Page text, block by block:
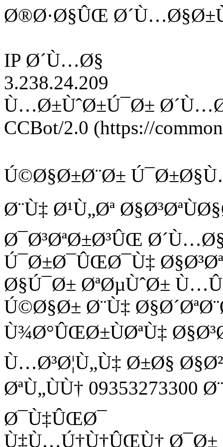
Ø®Ø·Ø§ÛŒ
IP Ø´Ù…Ø§
3.238.24.209
Ù…Ø±ÙˆØ±Ú¯Ø±
CCBot/2.0 (https://
Ú©Ø§Ø±Ø¨Ø±
Ø¨Ù‡ Ø¹Ù„Øª
Ø¯Ø³ØªØ±Ø³ÛŒ
Ú¯Ø±Ø¯ÛŒØ¯Ù‡ Ø§Ø³Øª
Ø§Ú¯Ø± ØªØµÙˆØ±
Ú©Ø§Ø± Ø¨Ù‡
Ù¾Ø°ÛŒØ±ÙØªÙ‡
Ù…Ø³Ø¦Ù„Ù‡ Ø±Ø§
ØªÙ„ÙÙ†
Ø¯Ù‡ÛŒØ¯
Ù‡Ù…Ú†Ù†ÛŒÙ† Ø¯Ø±